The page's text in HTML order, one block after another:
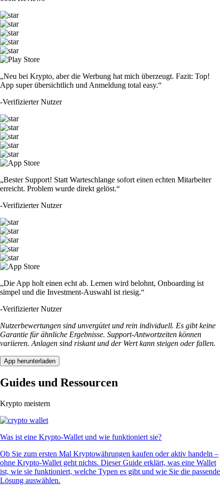
„Neu bei Krypto, aber die Werbung hat mich überzeugt. Fazit: Top!
App super übersichtlich und Anmeldung total easy.“
-Verifizierter Nutzer
„Bester Support! Statt Warteschlange sofort einen echten Mitarbeiter
erreicht. Problem wurde direkt gelöst.“
-Verifizierter Nutzer
„Die App holt einen echt ab. Lernen wird belohnt, Onboarding ist
simpel und die Investment-Auswahl ist riesig.“
-Verifizierter Nutzer
Nutzerbewertungen sind unvergütet und rein individuell. Es gibt keine
Garantie für ähnliche Ergebnisse. Support-Antwortzeiten können
variieren. Anlagen sind riskant und der Wert kann steigen oder fallen.
App herunterladen
Guides und Ressourcen
Krypto meistern
Was ist eine Krypto-Wallet und wie funktioniert sie?
Ob Sie zum ersten Mal Kryptowährungen kaufen oder aktiv handeln –
ohne Krypto-Wallet geht nichts. Dieser Guide erklärt, was eine Wallet
ist, wie sie funktioniert, welche Typen es gibt und wie Sie die passende
Lösung auswählen.